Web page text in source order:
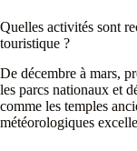
Quelles activités sont
touristique ?
De décembre à mars,
les parcs nationaux et
comme les temples
météorologiques